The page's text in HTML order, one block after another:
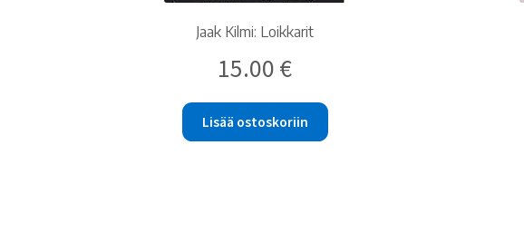
Jaak Kilmi: Loikkarit
15.00 €
Lisää ostoskoriin